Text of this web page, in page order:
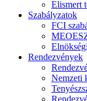
Elismert
Szabályzatok
FCI
Rendezvények
Nemzeti